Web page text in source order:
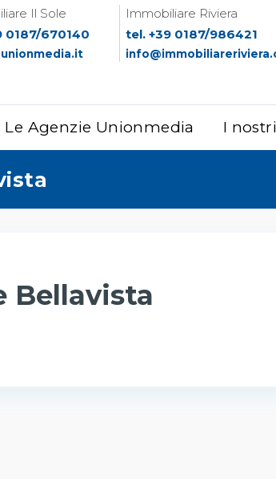
Il Sole
0187/670140
Immobiliare Riviera
tel. +39 0187/986421
Le Agenzie Unionmedia I
Bellavista